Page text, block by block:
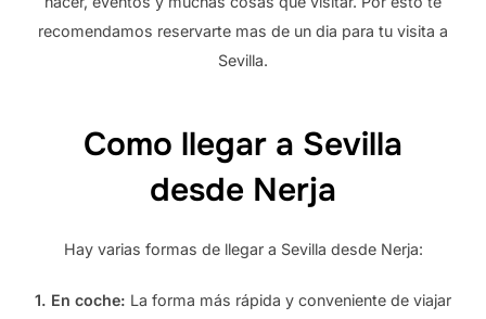
recomendamos reservarte mas de un dia para tu visita a
Sevilla.
Como llegar a Sevilla
desde Nerja
Hay varias formas de llegar a Sevilla desde Nerja:
1. En coche: La forma más rápida y conveniente de viajar